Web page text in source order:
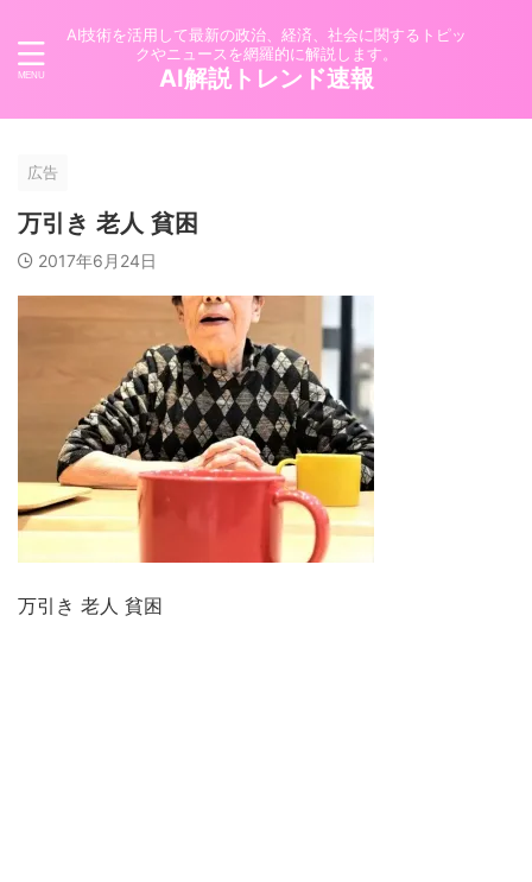
AI技術を活用して最新の政治、経済、社会に関するトピッ
クやニュースを網羅的に解説します。
AI解説トレンド速報
広告
万引き 老人 貧困
2017年6月24日
万引き 老人 貧困